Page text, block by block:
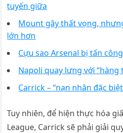
tuyến giữa
Mount gây thất vọng,
lớn hơn
Cựu sao Arsenal bị tấn
Napoli quay lưng với “hàng
Carrick – “nạn nhân đặc
Tuy nhiên, để hiện thực hóa
League, Carrick sẽ phải giải